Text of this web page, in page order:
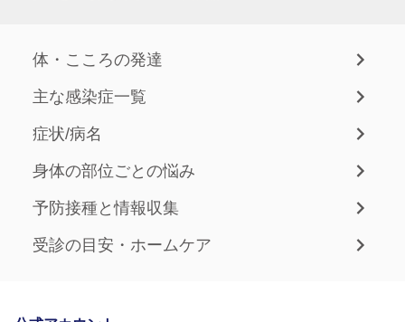
体・こころの発達
主な感染症一覧
症状/病名
身体の部位ごとの悩み
予防接種と情報収集
受診の目安・ホームケア